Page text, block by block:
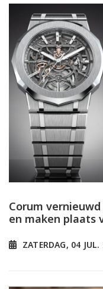
Corum
en maken plaats
ZATERDAG, 04 JUL.